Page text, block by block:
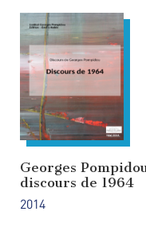
Georges
discours de 1964
2014